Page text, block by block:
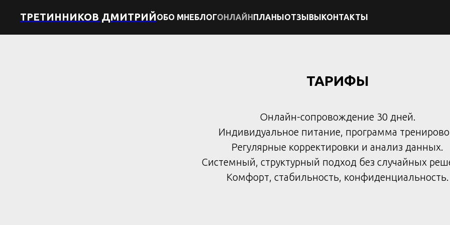
ТРЕТИННИКОВ ДМИТРИЙОБО МНЕБЛОГОНЛАЙНПЛАНЫОТЗЫВЫКОНТАКТЫ
ТАРИФЫ
Онлайн-сопровождение 30 дней.
Индивидуальное питание, программа
Регулярные корректировки и анализ данных.
Системный, структурный подход без случайных
Комфорт, стабильность, конфиденциальность.